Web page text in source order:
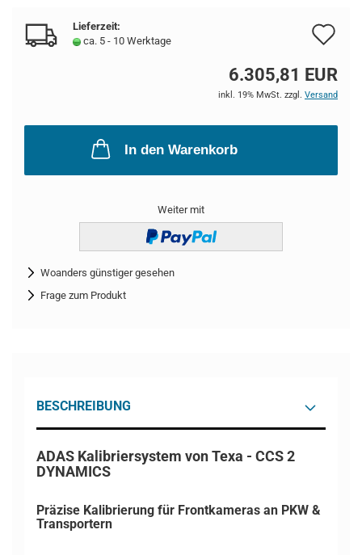
Lieferzeit:
ca. 5 - 10 Werktage
6.305,81 EUR
inkl. 19% MwSt. zzgl. Versand
In den Warenkorb
Weiter mit
Woanders günstiger gesehen
Frage zum Produkt
BESCHREIBUNG
ADAS Kalibriersystem von Texa - CCS 2
DYNAMICS
Präzise Kalibrierung für Frontkameras an PKW &
Transportern